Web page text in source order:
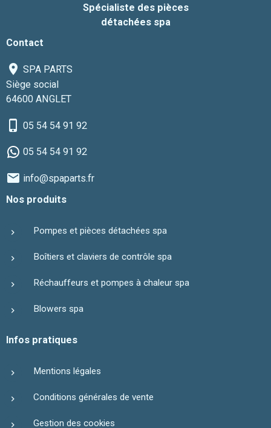
Spécialiste des pièces
détachées spa
Contact
SPA PARTS
Siège social
64600 ANGLET
05 54 54 91 92
05 54 54 91 92
info@spaparts.fr
Nos produits
Pompes et pièces détachées spa
Boîtiers et claviers de contrôle spa
Réchauffeurs et pompes à chaleur spa
Blowers spa
Infos pratiques
Mentions légales
Conditions générales de vente
Gestion des cookies